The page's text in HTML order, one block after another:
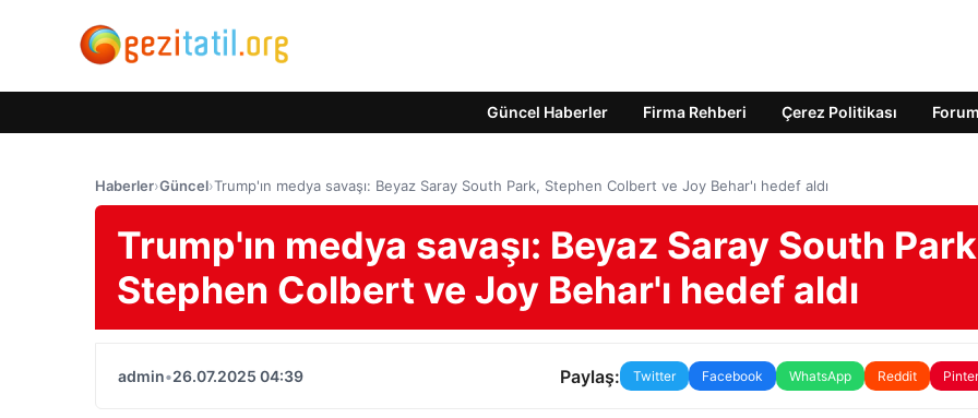
Güncel Haberler Firma Rehberi Çerez Politikası Forum
Haberler›Güncel›Trump'ın medya savaşı: Beyaz Saray South Park, Stephen Colbert ve Joy Behar'ı hedef aldı
Trump'ın medya savaşı: Beyaz Saray South
Stephen Colbert ve Joy Behar'ı hedef aldı
admin•26.07.2025 04:39 Paylaş: Twitter Facebook WhatsApp Reddit